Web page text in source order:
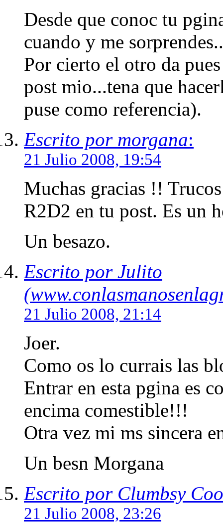
Desde que conoc tu
cuando y me
Por cierto el otro da
post mio...tena que
puse como referencia).
Escrito por morgana:
21 Julio 2008, 19:54
Muchas gracias !!
R2D2 en tu post. Es un
Un besazo.
Escrito por Julito
21 Julio 2008, 21:14
Joer.
Como os lo currais las
Entrar en esta pgina es
encima comestible!!!
Otra vez mi ms sincera
Un besn Morgana
Escrito por Clumbsy
21 Julio 2008, 23:26